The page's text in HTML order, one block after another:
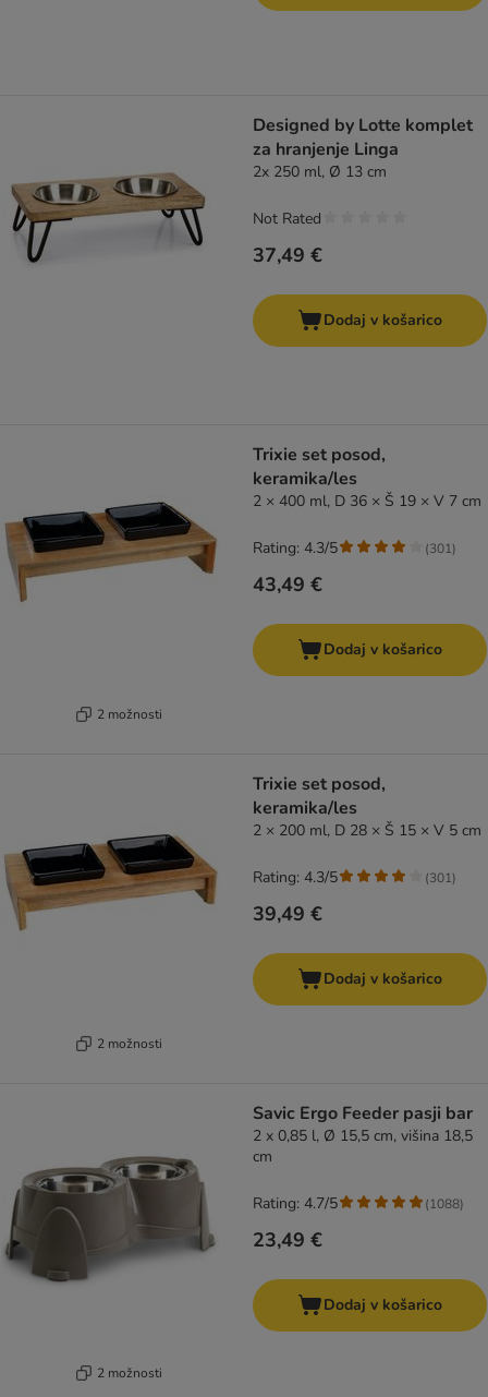
Designed by Lotte komplet
za hranjenje Linga
2x 250 ml, Ø 13 cm
37,49 €
Not Rated
Dodaj v košarico
2 možnosti
Trixie set posod,
keramika/les
2 × 400 ml, D 36 × Š 19 × V 7 cm
43,49 €
Rating: 4.3/5 (301)
Dodaj v košarico
2 možnosti
Trixie set posod,
keramika/les
2 × 200 ml, D 28 × Š 15 × V 5 cm
39,49 €
Rating: 4.3/5 (301)
Dodaj v košarico
2 možnosti
Savic Ergo Feeder pasji bar
2 x 0,85 l, Ø 15,5 cm, višina 18,5
cm
23,49 €
Rating: 4.7/5 (1088)
Dodaj v košarico